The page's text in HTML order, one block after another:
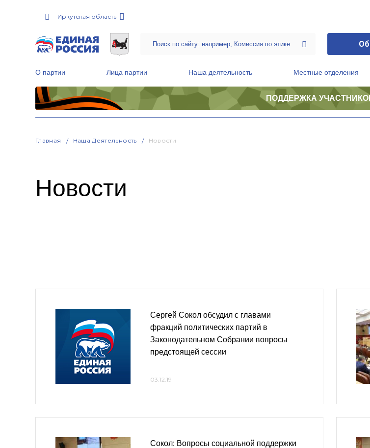
Иркутская область
О партии Лица партии Наша деятельность Местные отделения
ПОДДЕРЖКА
Главная Наша Деятельность Новости
Новости
Сергей Сокол обсудил с главами
фракций политических партий в
Законодательном Собрании вопросы
предстоящей сессии
03.12.19
Сокол: Вопросы социальной поддержки